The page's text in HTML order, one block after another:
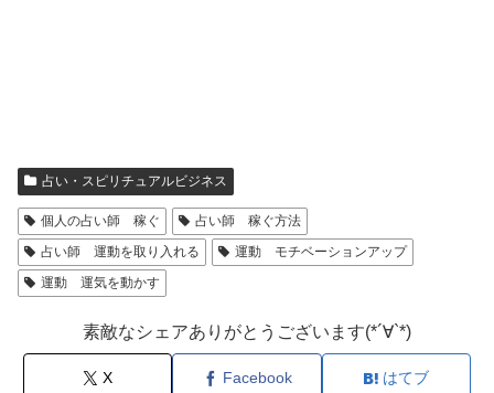
占い・スピリチュアルビジネス
個人の占い師 稼ぐ
占い師 稼ぐ方法
占い師 運動を取り入れる
運動 モチベーションアップ
運動 運気を動かす
素敵なシェアありがとうございます(*´∀`*)
X Facebook はてブ